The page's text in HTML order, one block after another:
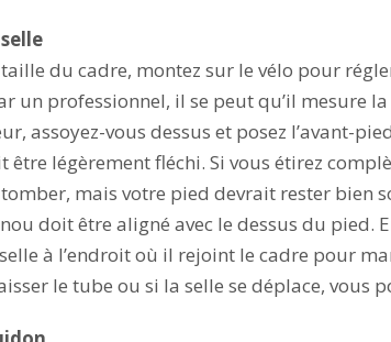
du cadre, montez sur le vélo pour
un professionnel, il se peut qu’il mesure
assoyez-vous dessus et posez l’avant-
être légèrement fléchi. Si vous étirez
mais votre pied devrait rester bien
doit être aligné avec le dessus du pied.
à l’endroit où il rejoint le cadre pour
le tube ou si la selle se déplace, vous